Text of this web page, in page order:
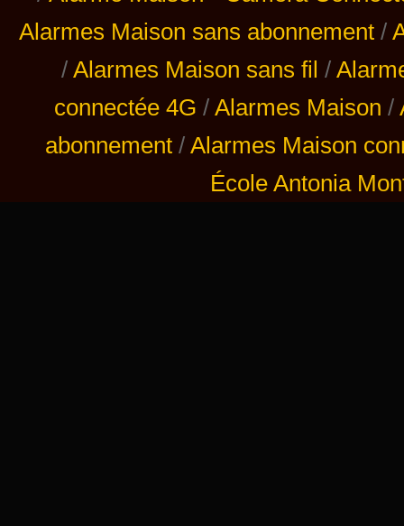
Alarmes Maison sans abonnement /
/ Alarmes Maison sans fil /
connectée 4G / Alarmes Maison /
abonnement / Alarmes Maison
École Antonia